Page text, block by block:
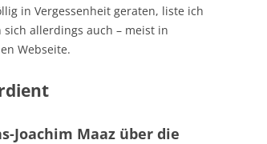
in Vergessenheit geraten, liste ich
allerdings auch – meist in
Webseite.
Joachim Maaz über die